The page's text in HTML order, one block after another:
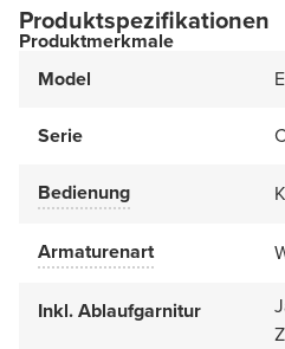
Produktspezifikationen
Produktmerkmale
Model
Serie
Bedienung
Armaturenart
Inkl. Ablaufgarnitur